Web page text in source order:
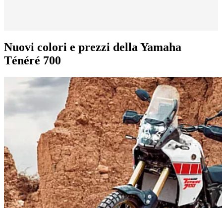
Nuovi colori e prezzi della Yamaha
Ténéré 700